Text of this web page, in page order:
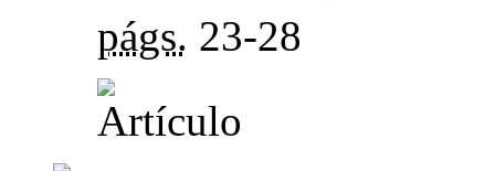
págs. 23-28